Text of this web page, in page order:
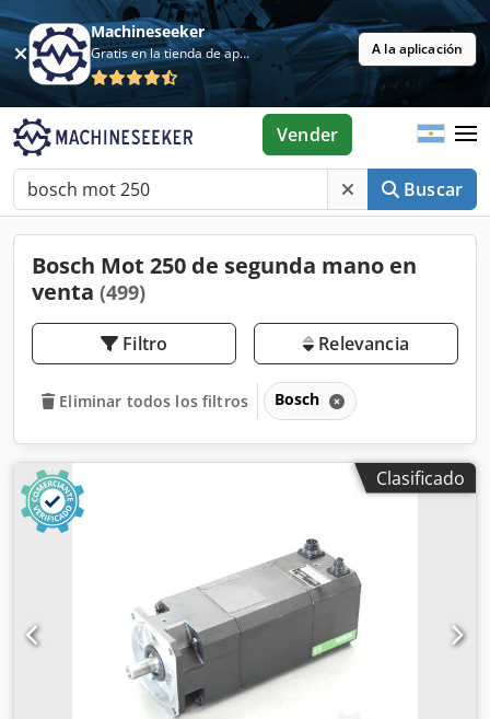
Machineseeker
Gratis en la tienda de aplicaciones A la aplicación
Buscar
Vender
Bosch Mot 250 de segunda mano en
venta (499)
Filtro Relevancia
Eliminar todos los filtros Bosch
Clasificado